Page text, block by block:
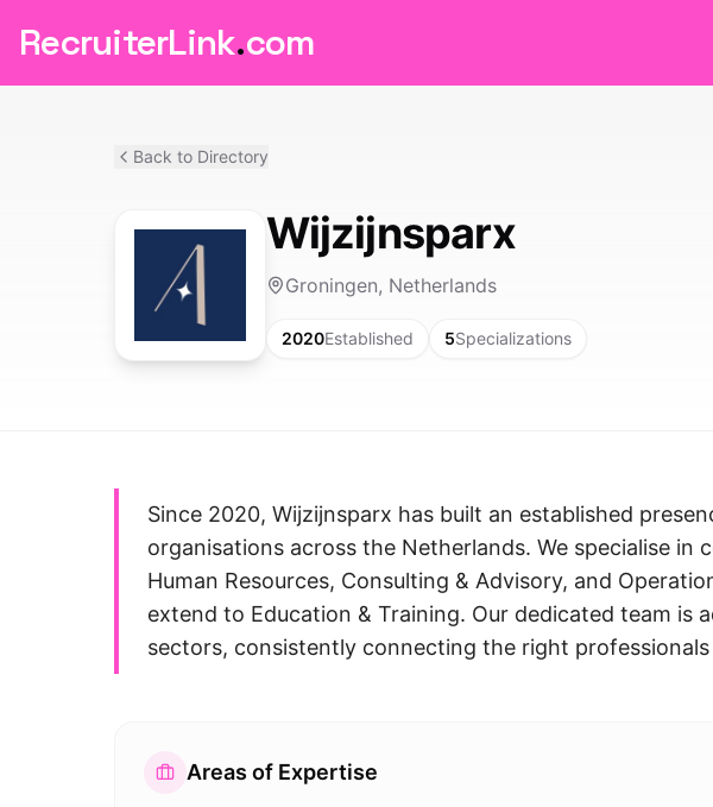
RecruiterLink.com
Back to Directory
Wijzijnsparx
Groningen, Netherlands
2020Established 5Specializations
Since 2020, Wijzijnsparx has built an established
organisations across the Netherlands. We specialise
Human Resources, Consulting & Advisory, and
extend to Education & Training. Our dedicated team is
sectors, consistently connecting the right
Areas of Expertise